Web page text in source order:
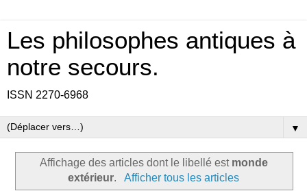
Les philosophes antiques à
notre secours.
ISSN 2270-6968
▼
Affichage des articles dont le libellé est monde
extérieur. Afficher tous les articles